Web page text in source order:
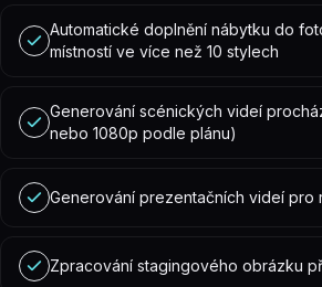
Automatické doplnění nábytku do
místností ve více než 10 stylech
Generování scénických videí
nebo 1080p podle plánu)
Generování prezentačních videí pro
Zpracování stagingového obrázku